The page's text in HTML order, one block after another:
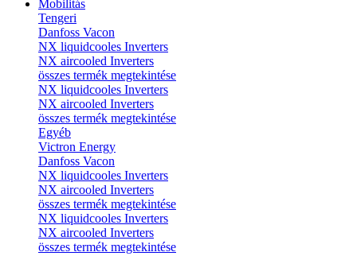
Mobilitás
Tengeri
Danfoss Vacon
NX liquidcooles Inverters
NX aircooled Inverters
összes termék megtekintése
NX liquidcooles Inverters
NX aircooled Inverters
összes termék megtekintése
Egyéb
Victron Energy
Danfoss Vacon
NX liquidcooles Inverters
NX aircooled Inverters
összes termék megtekintése
NX liquidcooles Inverters
NX aircooled Inverters
összes termék megtekintése